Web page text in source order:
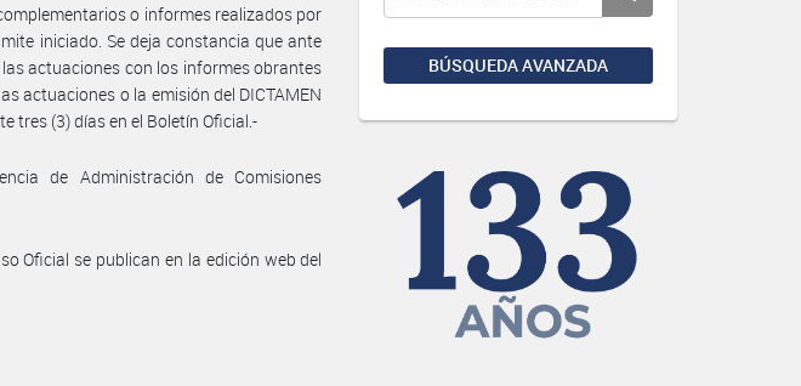
BÚSQUEDA AVANZADA
o informes realizados por
iniciado. Se deja constancia que ante
actuaciones con los informes obrantes
actuaciones o la emisión del DICTAMEN
tres (3) días en el Boletín Oficial.-
de Administración de Comisiones
Oficial se publican en la edición web del